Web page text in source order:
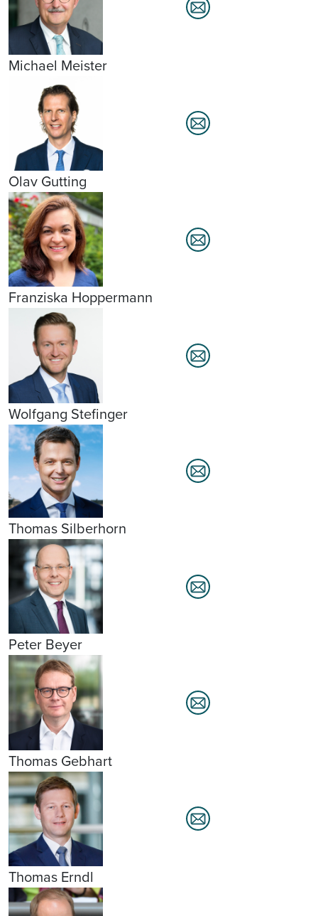
Michael Meister
Olav Gutting
Franziska Hoppermann
Wolfgang Stefinger
Thomas Silberhorn
Peter Beyer
Thomas Gebhart
Thomas Erndl